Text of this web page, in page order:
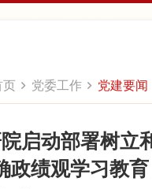
页 党委工作 党建要闻
启动部署树立
政绩观学习教育